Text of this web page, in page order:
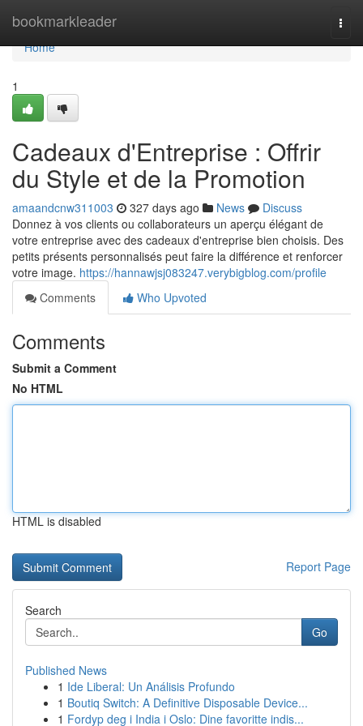
bookmarkleader
Home
Home
1
Cadeaux d'Entreprise : Offrir
du Style et de la Promotion
amaandcnw311003 327 days ago News
Discuss
Donnez à vos clients ou collaborateurs un aperçu élégant de
votre entreprise avec des cadeaux d'entreprise bien choisis. Des
petits présents personnalisés peut faire la différence et renforcer
votre image. https://hannawjsj083247.verybigblog.com/profile
Comments
Who Upvoted
Comments
Submit a Comment
No HTML
HTML is disabled
Report Page
Search
Go
Published News
1 Ide Liberal: Un Análisis Profundo
1 Boutiq Switch: A Definitive Disposable Device...
1 Fordyp deg i India i Oslo: Dine favoritte indis...